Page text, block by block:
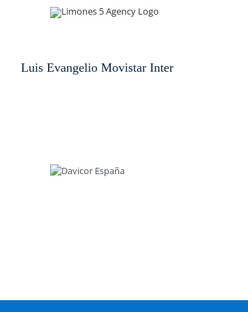
Luis Evangelio Movistar Inter